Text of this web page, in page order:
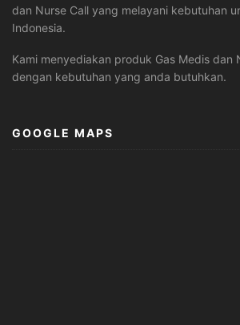
dan Nurse Call yang melayani kebutuhan
Indonesia.
Kami menyediakan produk Gas Medis dan
dengan kebutuhan yang anda butuhkan.
GOOGLE MAPS